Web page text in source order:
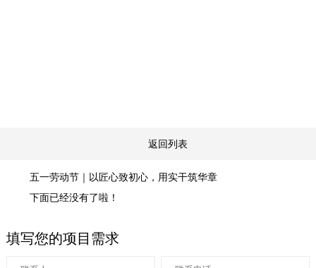
返回列表
五一劳动节｜以匠心致初心，用实干筑华章
下面已经没有了啦！
填写您的项目需求